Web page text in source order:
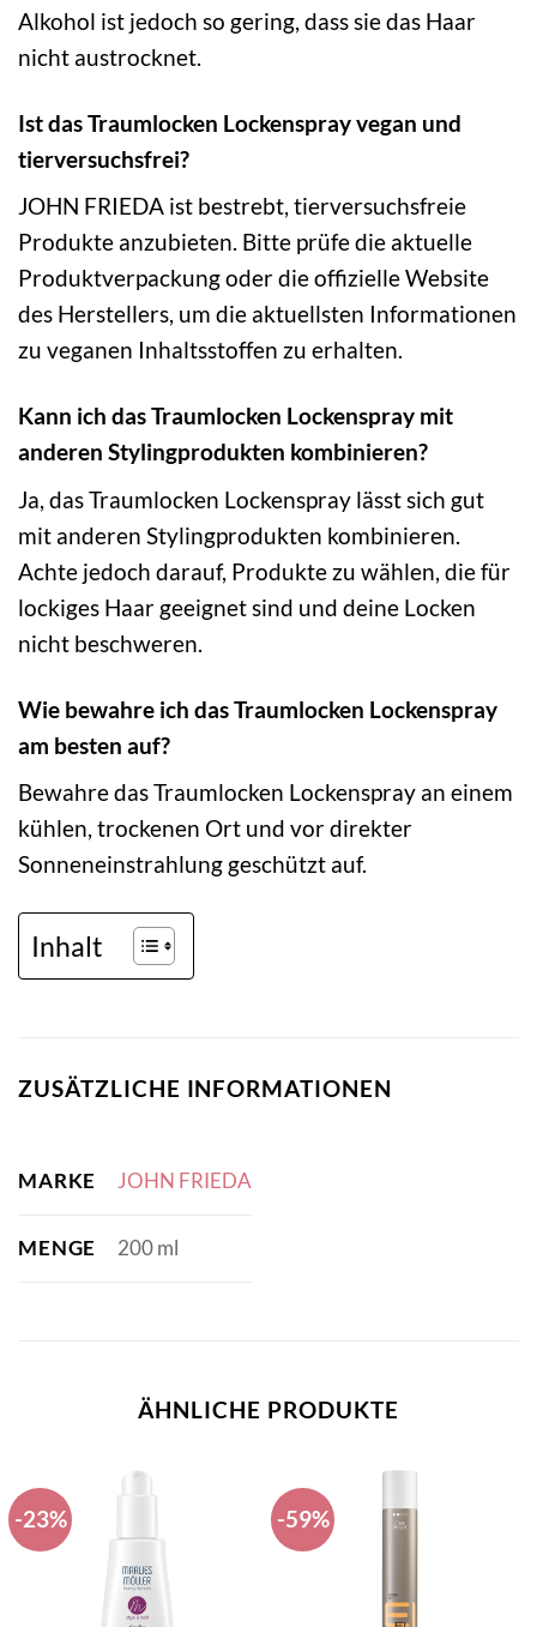
Alkohol ist jedoch so gering, dass sie das Haar
nicht austrocknet.
Ist das Traumlocken Lockenspray vegan und
tierversuchsfrei?
JOHN FRIEDA ist bestrebt, tierversuchsfreie
Produkte anzubieten. Bitte prüfe die aktuelle
Produktverpackung oder die offizielle Website
des Herstellers, um die aktuellsten Informationen
zu veganen Inhaltsstoffen zu erhalten.
Kann ich das Traumlocken Lockenspray mit
anderen Stylingprodukten kombinieren?
Ja, das Traumlocken Lockenspray lässt sich gut
mit anderen Stylingprodukten kombinieren.
Achte jedoch darauf, Produkte zu wählen, die für
lockiges Haar geeignet sind und deine Locken
nicht beschweren.
Wie bewahre ich das Traumlocken Lockenspray
am besten auf?
Bewahre das Traumlocken Lockenspray an einem
kühlen, trockenen Ort und vor direkter
Sonneneinstrahlung geschützt auf.
Inhalt
ZUSÄTZLICHE INFORMATIONEN
MARKE JOHN FRIEDA
MENGE 200 ml
ÄHNLICHE PRODUKTE
-23% -59%